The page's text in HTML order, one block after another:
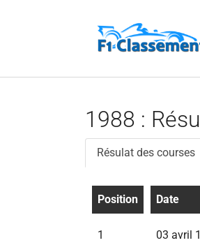
1988 :
Résulat des courses
Position Date
1 03 avril